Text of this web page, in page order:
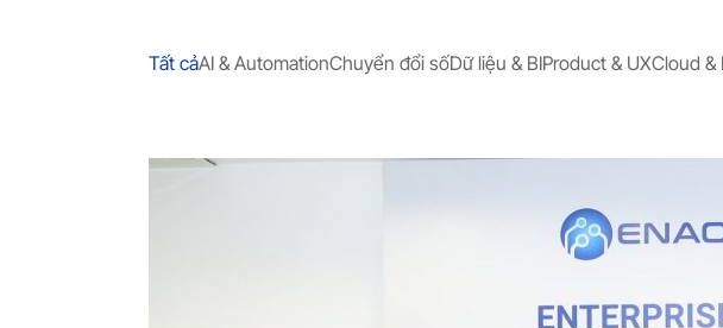
Tất cảAI & AutomationChuyển đổi sốDữ liệu & BIProduct & UXCloud &